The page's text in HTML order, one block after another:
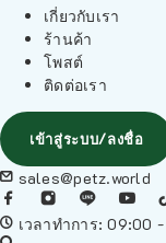
เกี่ยวกับเรา
ร้านค้า
โพสต์
ติดต่อเรา
เข้าสู่ระบบ/ลงชื่อ
sales@petz.world
เวลาทำการ: 09:00